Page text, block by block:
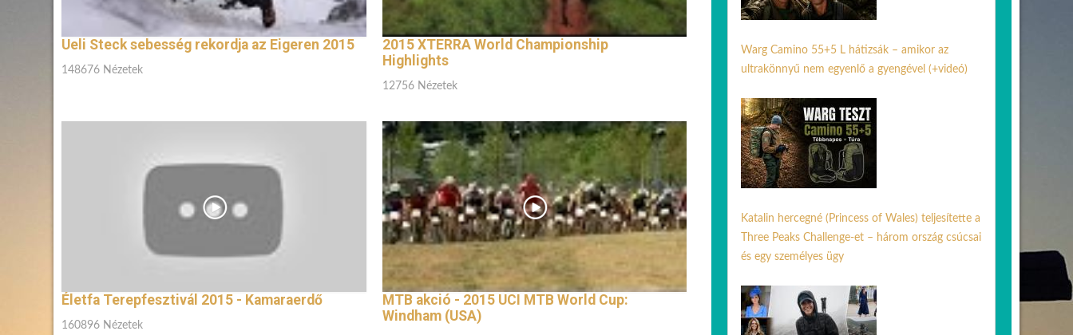
Ueli Steck sebesség rekordja az Eigeren 2015
148676 Nézetek
2015 XTERRA World Championship
Highlights
12756 Nézetek
Életfa Terepfesztivál 2015 - Kamaraerdő
160896 Nézetek
MTB akció - 2015 UCI MTB World Cup:
Windham (USA)
Warg Camino 55+5 L hátizsák – amikor az
ultrakönnyű nem egyenlő a gyengével (+videó)
Katalin hercegné (Princess of Wales) teljesítette a
Three Peaks Challenge-et – három ország csúcsai
és egy személyes ügy